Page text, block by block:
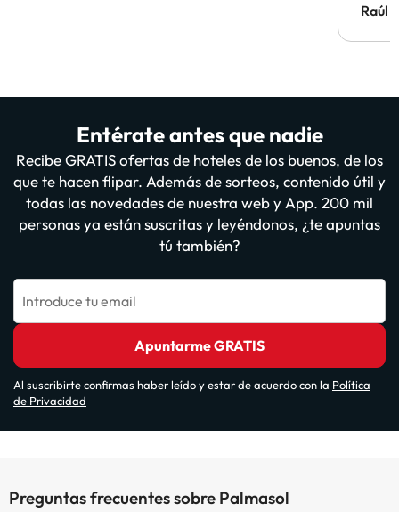
Hotel
Raúl
Entérate antes que nadie
Recibe GRATIS ofertas de hoteles de los buenos, de los
que te hacen flipar. Además de sorteos, contenido útil y
todas las novedades de nuestra web y App. 200 mil
personas ya están suscritas y leyéndonos, ¿te apuntas
tú también?
Introduce tu email
Apuntarme GRATIS
Al suscribirte confirmas haber leído y estar de acuerdo con la Política
de Privacidad
Preguntas frecuentes sobre Palmasol